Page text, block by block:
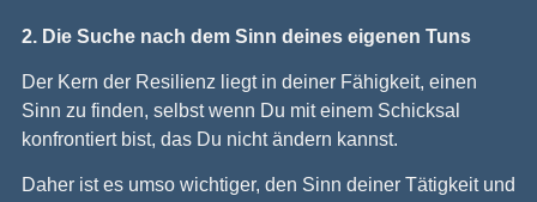
2. Die Suche nach dem Sinn deines eigenen Tuns
Der Kern der Resilienz liegt in deiner Fähigkeit, einen
Sinn zu finden, selbst wenn Du mit einem Schicksal
konfrontiert bist, das Du nicht ändern kannst.
Daher ist es umso wichtiger, den Sinn deiner Tätigkeit und